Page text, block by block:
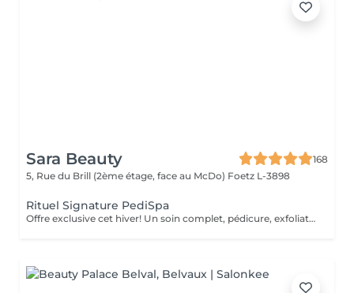
Sara Beauty
168
5, Rue du Brill (2ème étage, face au McDo) Foetz L-3898
Rituel Signature PediSpa
Offre exclusive cet hiver! Un soin complet, pédicure, exfoliation et masque nourrissant et bain à remous pour une douceur absolue. Un moment cocooning, réconfortant, idéal pour l'hiver. La version avec pause de semi permanent pour des pieds soignés est éclatant tout l'hiver